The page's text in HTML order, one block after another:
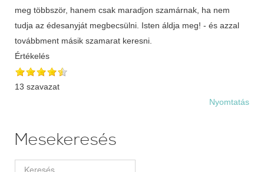
meg többször, hanem csak maradjon szamárnak, ha nem
tudja az édesanyját megbecsülni. Isten áldja meg! - és azzal
továbbment másik szamarat keresni.
Értékelés
13 szavazat
Nyomtatás
Mesekeresés